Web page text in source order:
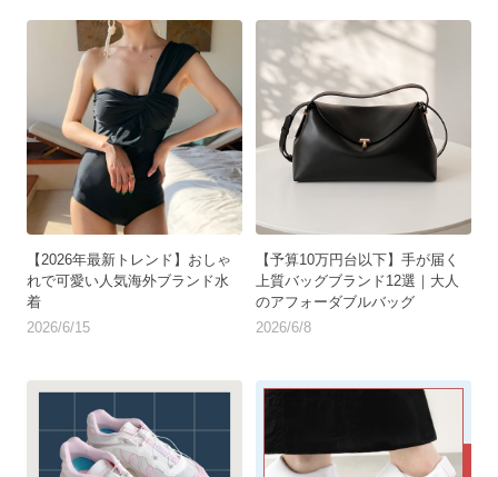
【2026年最新トレンド】おしゃ
れで可愛い人気海外ブランド水
着
2026/6/15
【予算10万円台以下】手が届く
上質バッグブランド12選｜大人
のアフォーダブルバッグ
2026/6/8